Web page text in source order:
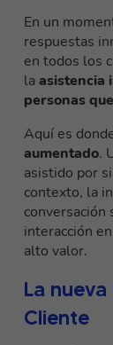
En un
respuestas
en todos los
laasistencia
personas
Aquí es
aumentado.
asistido por
contexto, la
conversación
interacción
alto valor.
La
Cliente